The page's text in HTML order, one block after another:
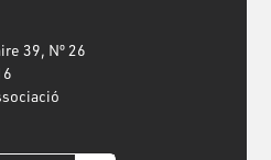
39, Nº 26